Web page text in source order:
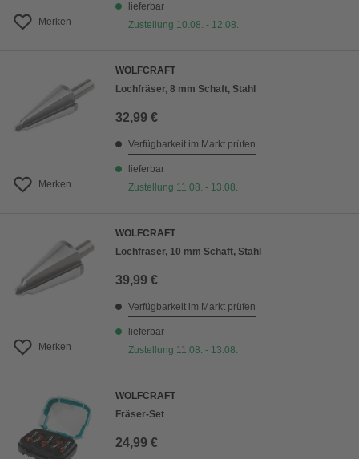
Merken
lieferbar
Zustellung 10.08. - 12.08.
Merken
WOLFCRAFT
Lochfräser, 8 mm Schaft, Stahl
32,99 €
Verfügbarkeit im Markt prüfen
lieferbar
Zustellung 11.08. - 13.08.
Merken
WOLFCRAFT
Lochfräser, 10 mm Schaft, Stahl
39,99 €
Verfügbarkeit im Markt prüfen
lieferbar
Zustellung 11.08. - 13.08.
WOLFCRAFT
Fräser-Set
24,99 €